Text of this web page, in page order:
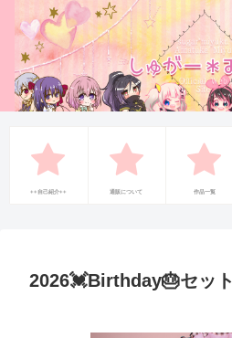
++自己紹介++ 通販について 作品一覧
2026💓‪Birthday🎂セット‪